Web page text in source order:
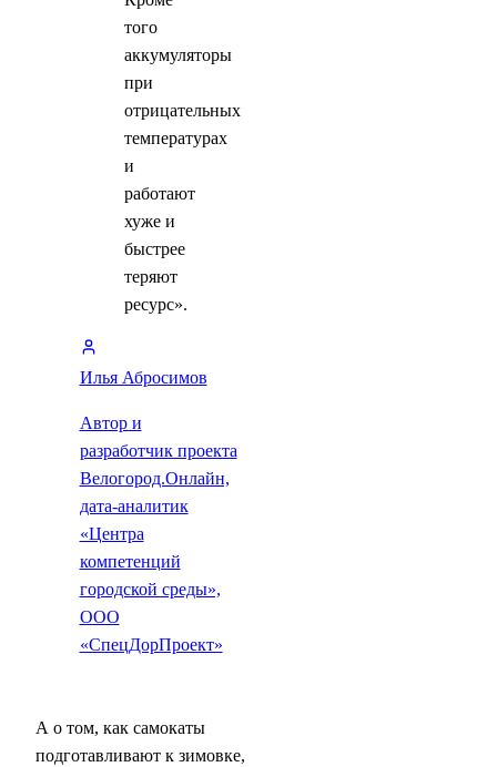
того
аккумуляторы
при
отрицательных
температурах
и
работают
хуже и
быстрее
теряют
ресурс».
Илья Абросимов
Автор и
разработчик проекта
Велогород.Онлайн,
дата-аналитик
«Центра
компетенций
городской среды»,
ООО
«СпецДорПроект»
А о том, как самокаты
подготавливают к зимовке,